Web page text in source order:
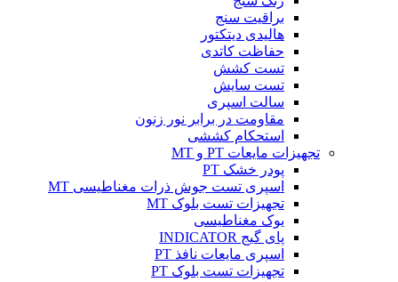
براقیت سنج
هالیدی دیتکتور
حفاظت کاتدی
تست کشش
تست سایش
سالت اسپری
مقاومت در برابر نور زنون
استحکام کششی
تجهیزات مایعات PT و MT
پودر خشک PT
اسپری تست جوش ذرات مغناطیسی MT
تجهیزات تست بلوک MT
یوک مغناطیسی
پای گیج INDICATOR
اسپری مایعات نافذ PT
تجهیزات تست بلوک PT